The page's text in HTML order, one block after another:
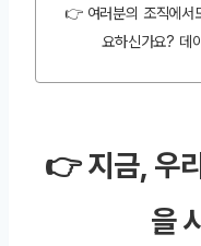
👉 여러분의 조직에서
요하신가요? 데
👉 지금, 우
을